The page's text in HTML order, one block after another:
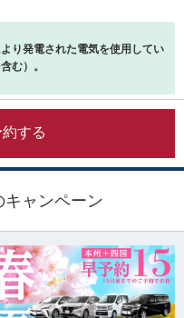
り発電された電気を使用してい
む）。
する
キャンペーン